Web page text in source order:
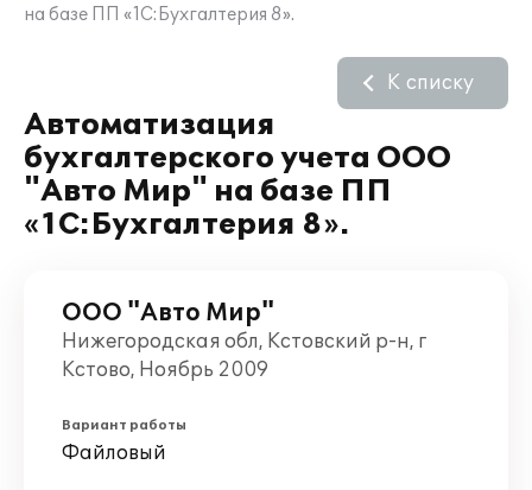
на базе ПП «1С:Бухгалтерия 8».
Автоматизация
бухгалтерского учета ООО
"Авто Мир" на базе ПП
«1С:Бухгалтерия 8».
К списку
ООО "Авто Мир"
Нижегородская обл, Кстовский р-н, г
Кстово, Ноябрь 2009
Вариант работы
Файловый